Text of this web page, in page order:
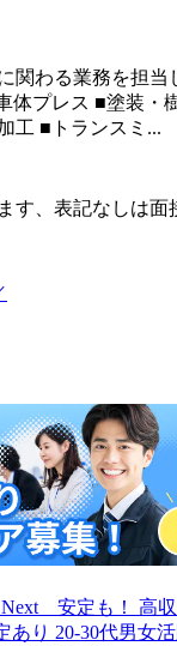
に関わる業務を担
体プレス ■塗装・
工 ■トランスミ...
す、表記なしは面